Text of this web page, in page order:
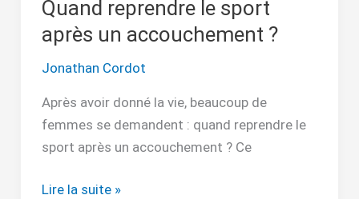
Quand reprendre le sport
après un accouchement ?
Jonathan Cordot
Après avoir donné la vie, beaucoup de
femmes se demandent : quand reprendre le
sport après un accouchement ? Ce
Lire la suite »